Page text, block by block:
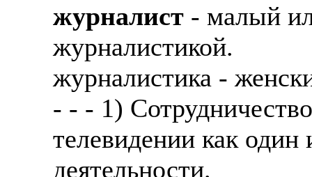
журналист - малый
журналистикой.
журналистика -
- - - 1)
телевидении как один
деятельности.